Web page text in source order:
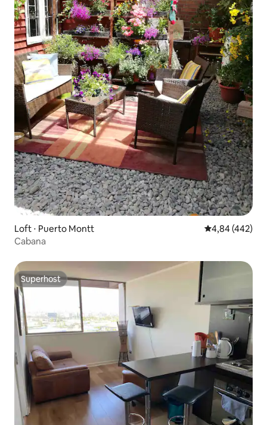
Loft ⋅ Puerto Montt 4,84 de uma
4,84 (442)
Cabana
Superhost
Superhost